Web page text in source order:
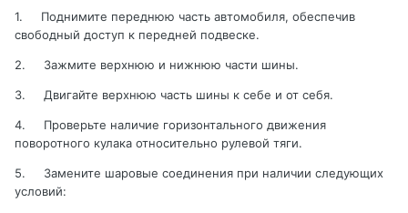
1.
Поднимите переднюю часть автомобиля, обеспечив
свободный доступ к передней подвеске.
2. Зажмите верхнюю и нижнюю части шины.
3. Двигайте верхнюю часть шины к себе и от себя.
4.
Проверьте наличие горизонтального движения
поворотного кулака относительно рулевой тяги.
5.
Замените шаровые соединения при наличии следующих
условий: